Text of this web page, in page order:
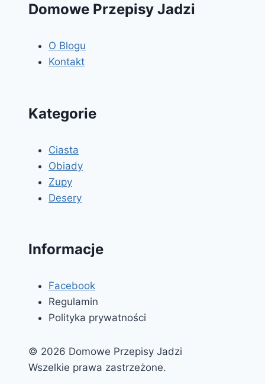
Domowe Przepisy Jadzi
O Blogu
Kontakt
Kategorie
Ciasta
Obiady
Zupy
Desery
Informacje
Facebook
Regulamin
Polityka prywatności
© 2026 Domowe Przepisy Jadzi
Wszelkie prawa zastrzeżone.